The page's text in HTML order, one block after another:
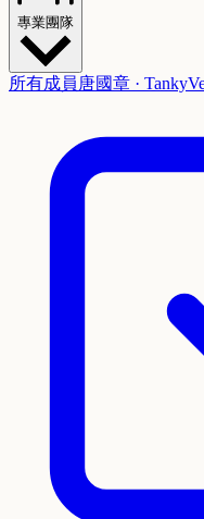
專業團隊
所有成員 唐國章 · Tanky